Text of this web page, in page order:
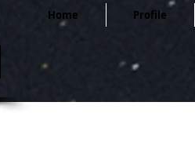
Home Profile